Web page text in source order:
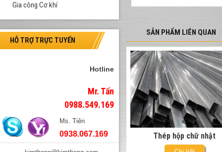
Gia công Cơ khí
HỖ TRỢ TRỰC TUYẾN
Hotline
Mr. Tấn
0988.549.169
Ms. Tiên
0938.067.169
SẢN PHẨM LIÊN QUAN
Thép hộp chữ nhật